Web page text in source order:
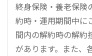
終身保険・養老保険
約時・運用期間中に
間内の解約時の解約
があります。また、